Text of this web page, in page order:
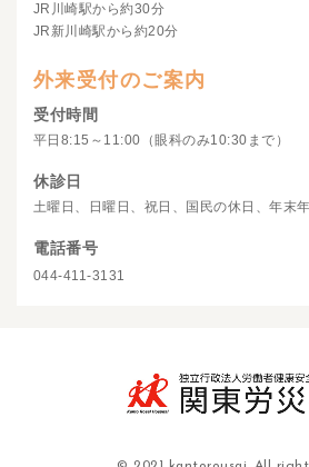
JR川崎駅から約30分
JR新川崎駅から約20分
外来受付のご案内
受付時間
平日8:15～11:00（眼科のみ10:30まで）
休診日
土曜日、日曜日、祝日、国民の休日、年末
電話番号
044-411-3131